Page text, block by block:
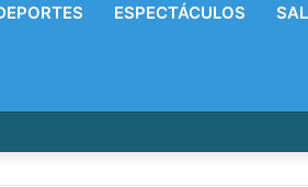
ESPECTÁCULOS
Gloria! Radhames Tavarez y la Hazaña